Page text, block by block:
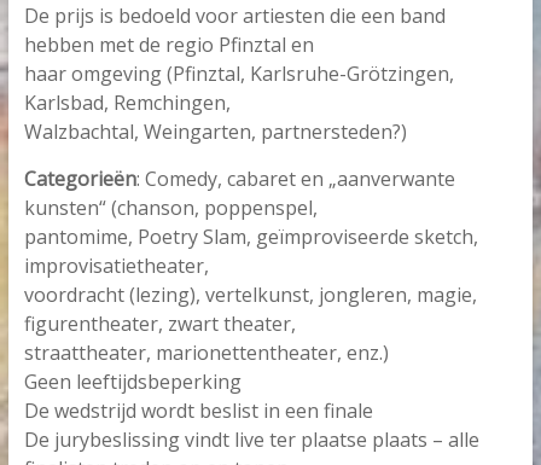
De prijs is bedoeld voor artiesten die een band
hebben met de regio Pfinztal en
haar omgeving (Pfinztal, Karlsruhe-Grötzingen,
Karlsbad, Remchingen,
Walzbachtal, Weingarten, partnersteden?)
Categorieën: Comedy, cabaret en „aanverwante
kunsten“ (chanson, poppenspel,
pantomime, Poetry Slam, geïmproviseerde sketch,
improvisatietheater,
voordracht (lezing), vertelkunst, jongleren, magie,
figurentheater, zwart theater,
straattheater, marionettentheater, enz.)
Geen leeftijdsbeperking
De wedstrijd wordt beslist in een finale
De jurybeslissing vindt live ter plaatse plaats – alle